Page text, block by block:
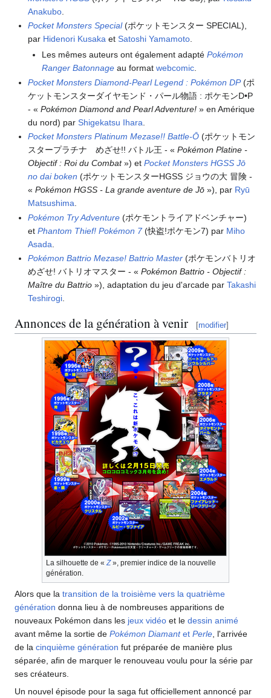
Anakubo
Pocket Monsters Special(ポケットモンスター SPECIAL),
par Hidenori Kusaka etSatoshi Yamamoto.
Les mêmes auteurs ont également adapté Pokémon
Ranger Batonnageau format webcomic.
Pocket Monsters Diamond-Pearl Legend : Pokémon DP(ポ
ケットモンスターダイヤモンド・パール物語 : ポケモンD•P
- « Pokémon Diamond and Pearl Adventure! » en Amérique
du nord) parShigekatsu Ihara
Pocket Monsters Platinum Mezase!! Battle-Ō (ポケットモン
スタープラチナ めざせ!! バトル王 - « Pokémon Platine -
Objectif : Roi du Combat ») etPocket Monsters HGSS Jō
no dai boken (ポケットモンスターHGSS ジョウの大 冒険 -
« Pokémon HGSS - La grande aventure de Jō »), par Ryū
Matsushima
Pokémon Try Adventure (ポケモントライアドベンチャー)
etPhantom Thief! Pokémon 7(快盗!ポケモン7) par Miho
Asada
Pokémon Battrio Mezase! Battrio Master (ポケモンバトリオ
めざせ! バトリオマスター - « Pokémon Battrio - Objectif :
Maître du Battrio »), adaptation du jeu d'arcade parTakashi
Teshirogi
Annonces de la génération à venir [modifier]
La silhouette de « Z », premier indice de la nouvelle
génération.
Alors que la transition de la troisième vers la quatrième
génération donna lieu à de nombreuses apparitions de
nouveaux Pokémon dans les jeux vidéo et le dessin animé
avant même la sortie de Pokémon Diamantet Perle , l'arrivée
de la cinquième génération fut préparée de manière plus
séparée, afin de marquer le renouveau voulu pour la série par
ses créateurs.
Un nouvel épisode pour la saga fut officiellement annoncé par